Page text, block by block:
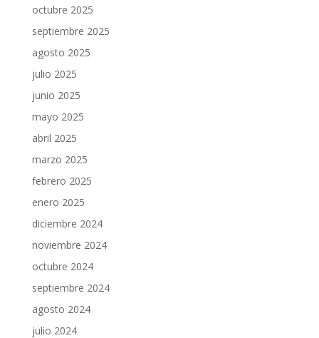
octubre 2025
septiembre 2025
agosto 2025
julio 2025
junio 2025
mayo 2025
abril 2025
marzo 2025
febrero 2025
enero 2025
diciembre 2024
noviembre 2024
octubre 2024
septiembre 2024
agosto 2024
julio 2024